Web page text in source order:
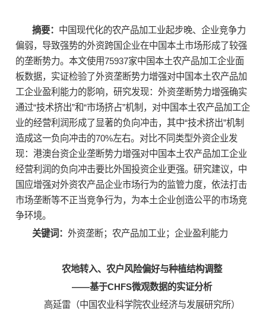
摘要： 中国现代化的农产品加工业起步晚、企业竞争力
偏弱，导致强势的外资跨国企业在中国本土市场形成了较强
的垄断势力。本文使用75937家中国本土农产品加工企业面
板数据，实证检验了外资垄断势力增强对中国本土农产品加
工企业盈利能力的影响，研究发现：外资垄断势力增强确实
通过“技术挤出”和“市场挤占”机制，对中国本土农产品加工企
业的经营利润形成了显著的负向冲击，其中“技术挤出”机制
造成这一负向冲击的70%左右。对比不同类型外资企业发
现：港澳台资企业垄断势力增强对中国本土农产品加工企业
经营利润的负向冲击要比外国投资企业更强。研究建议，中
国应增强对外资农产品企业市场行为的监管力度，依法打击
市场垄断等不正当竞争行为，为本土企业创造公平的市场竞
争环境。
关键词： 外资垄断；农产品加工业；企业盈利能力
农地转入、农户风险偏好与种植结构调整
——基于CHFS微观数据的实证分析
高延雷（中国农业科学院农业经济与发展研究所）